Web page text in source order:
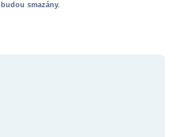
smazány.